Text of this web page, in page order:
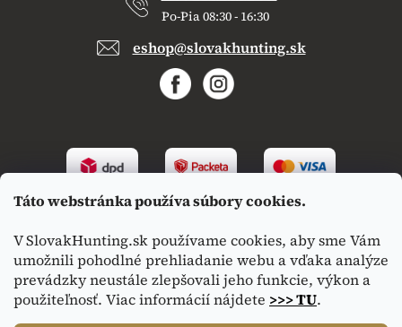
Táto webstránka používa súbory cookies.
V SlovakHunting.sk používame cookies, aby sme Vám
umožnili pohodlné prehliadanie webu a vďaka analýze
prevádzky neustále zlepšovali jeho funkcie, výkon a
použiteľnosť. Viac informácií nájdete >>> TU.
Po-Pia 08:30 - 16:30
eshop@slovakhunting.sk